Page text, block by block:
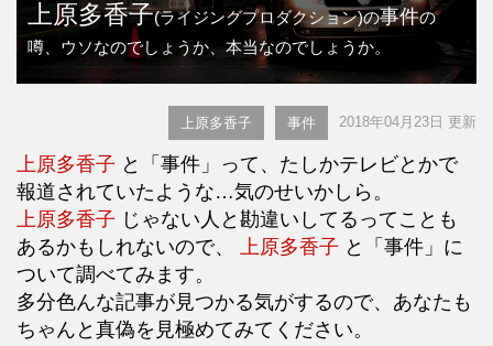
上原多香子(ライジングプロダクション)の事件の
噂、ウソなのでしょうか、本当なのでしょうか。
上原多香子 事件 2018年04月23日 更新
上原多香子 と「事件」って、たしかテレビとかで
報道されていたような…気のせいかしら。
上原多香子 じゃない人と勘違いしてるってことも
あるかもしれないので、 上原多香子 と「事件」に
ついて調べてみます。
多分色んな記事が見つかる気がするので、あなたも
ちゃんと真偽を見極めてみてください。